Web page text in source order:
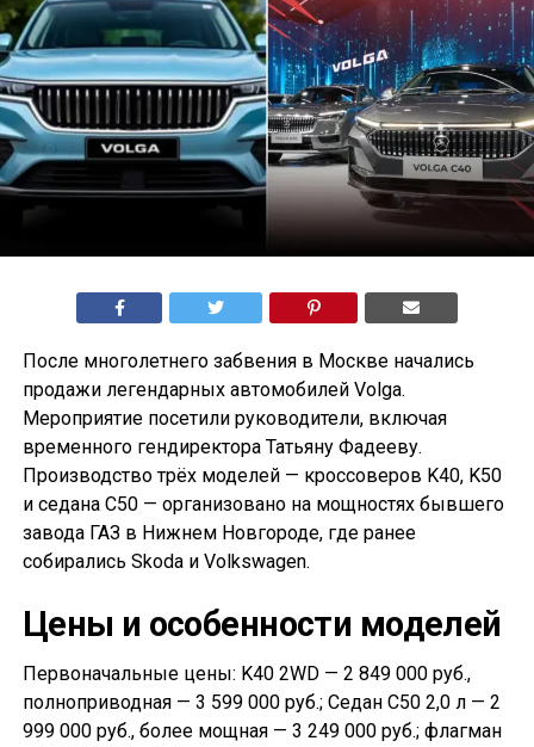
После многолетнего забвения в Москве начались
продажи легендарных автомобилей Volga.
Мероприятие посетили руководители, включая
временного гендиректора Татьяну Фадееву.
Производство трёх моделей — кроссоверов K40, K50
и седана С50 — организовано на мощностях бывшего
завода ГАЗ в Нижнем Новгороде, где ранее
собирались Skoda и Volkswagen.
Цены и особенности моделей
Первоначальные цены: K40 2WD — 2 849 000 руб.,
полноприводная — 3 599 000 руб.; Седан С50 2,0 л — 2
999 000 руб., более мощная — 3 249 000 руб.; флагман